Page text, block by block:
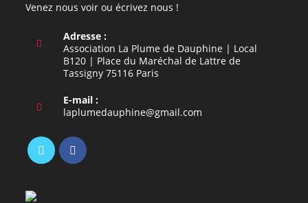
Venez nous voir ou écrivez nous !
Adresse :
Association La Plume de Dauphine | Local
B120 | Place du Maréchal de Lattre de
Tassigny 75116 Paris
E-mail :
laplumedauphine@gmail.com
dans